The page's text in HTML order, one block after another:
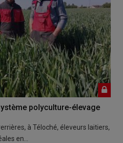
polyculture-élevage
à Téloché, éleveurs laitiers,
en…